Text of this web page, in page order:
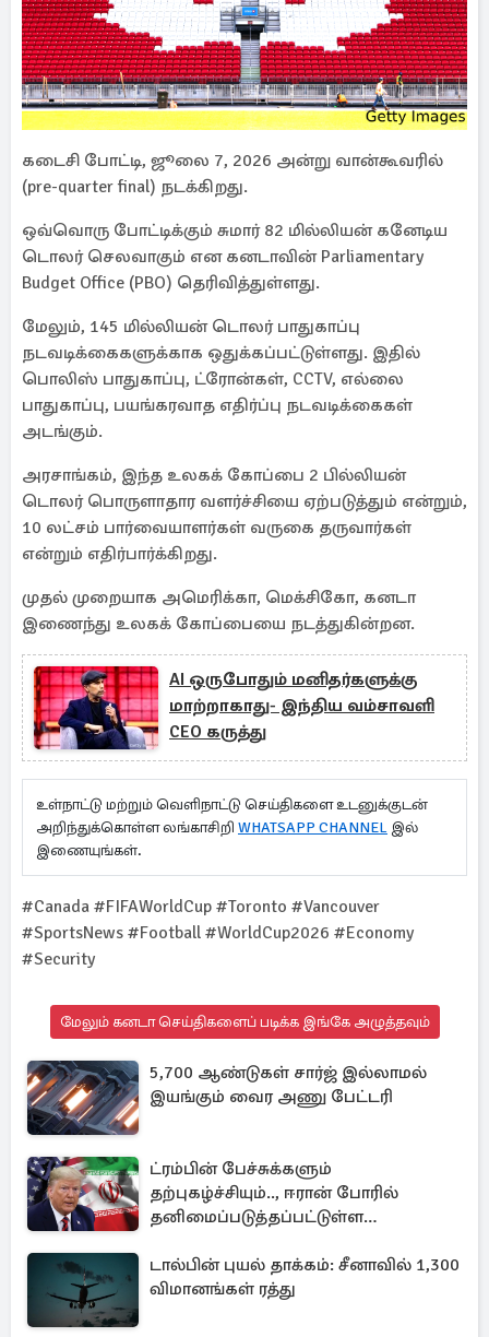
கடைசி போட்டி, ஜூலை 7, 2026 அன்று வான்கூவரில்
(pre-quarter final) நடக்கிறது.
ஒவ்வொரு போட்டிக்கும் சுமார் 82 மில்லியன் கனேடிய
டொலர் செலவாகும் என கனடாவின் Parliamentary
Budget Office (PBO) தெரிவித்துள்ளது.
மேலும், 145 மில்லியன் டொலர் பாதுகாப்பு
நடவடிக்கைகளுக்காக ஒதுக்கப்பட்டுள்ளது. இதில்
பொலிஸ் பாதுகாப்பு, ட்ரோன்கள், CCTV, எல்லை
பாதுகாப்பு, பயங்கரவாத எதிர்ப்பு நடவடிக்கைகள்
அடங்கும்.
அரசாங்கம், இந்த உலகக் கோப்பை 2 பில்லியன்
டொலர் பொருளாதார வளர்ச்சியை ஏற்படுத்தும் என்றும்,
10 லட்சம் பார்வையாளர்கள் வருகை தருவார்கள்
என்றும் எதிர்பார்க்கிறது.
முதல் முறையாக அமெரிக்கா, மெக்சிகோ, கனடா
இணைந்து உலகக் கோப்பையை நடத்துகின்றன.
AI ஒருபோதும் மனிதர்களுக்கு
மாற்றாகாது- இந்திய வம்சாவளி
CEO கருத்து
உள்நாட்டு மற்றும் வெளிநாட்டு செய்திகளை உடனுக்குடன்
அறிந்துக்கொள்ள லங்காசிறி WHATSAPP CHANNEL இல்
இணையுங்கள்.
#Canada #FIFAWorldCup #Toronto #Vancouver
#SportsNews #Football #WorldCup2026 #Economy
#Security
மேலும் கனடா செய்திகளைப் படிக்க இங்கே அழுத்தவும்
5,700 ஆண்டுகள் சார்ஜ் இல்லாமல்
இயங்கும் வைர அணு பேட்டரி
ட்ரம்பின் பேச்சுக்களும்
தற்புகழ்ச்சியும்.., ஈரான் போரில்
தனிமைப்படுத்தப்பட்டுள்ள
டால்பின் புயல் தாக்கம்: சீனாவில் 1,300
விமானங்கள் ரத்து